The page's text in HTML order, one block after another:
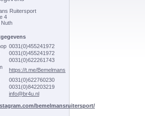
Ruitersport
4
Nuth
0031(0)455241972
0031(0)455241972
0031(0)622261743
https://t.me/Bemelmans
0031(0)622760230
0031(0)842203219
info@br4u.nl
bemelmansruitersport/